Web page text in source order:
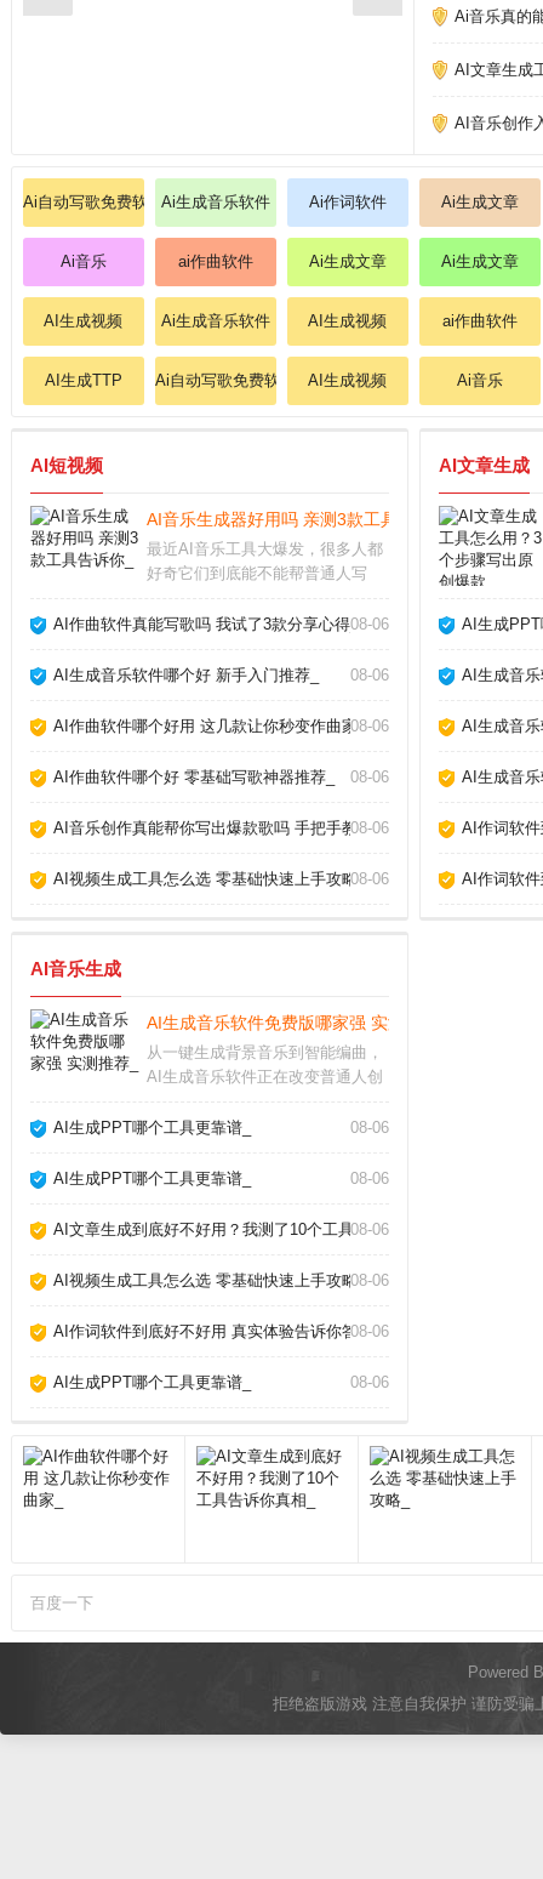
Ai音乐真的
AI文章生成
AI音乐创作
Ai自动写歌免费软件Ai生成音乐软件 Ai作词软件 Ai生成文章
Ai音乐 ai作曲软件 Ai生成文章 Ai生成文章
AI生成视频 Ai生成音乐软件 AI生成视频 ai作曲软件
AI生成TTP Ai自动写歌免费软件 AI生成视频 Ai音乐
AI短视频
AI音乐生成器好用吗 亲测3款工具告诉你_
最近AI音乐工具大爆发，很多人都
好奇它们到底能不能帮普通人写
乐爱好者，我发现现在的AI音乐生
人声，但离完美还有距离。下面分
AI作曲软件真能写歌吗 我试了3款分享心得_08-06
AI生成音乐软件哪个好 新手入门推荐_ 08-06
AI作曲软件哪个好用 这几款让你秒变作曲家_08-06
AI作曲软件哪个好 零基础写歌神器推荐_ 08-06
AI音乐创作真能帮你写出爆款歌吗 手把手教你玩转AI作歌_
08-06
AI视频生成工具怎么选 零基础快速上手攻略_08-06
AI文章生成
AI生成
AI生成音
AI生成音
AI生成音
AI作词软
AI作词软
AI音乐生成
AI生成音乐软件免费版哪家强 实测推荐_
从一键生成背景音乐到智能编曲，
AI生成音乐软件正在改变普通人创
作者、游戏开发者还是音乐爱好
版税的原创配乐。但面对市面上层
AI生成PPT哪个工具更靠谱_ 08-06
AI生成PPT哪个工具更靠谱_ 08-06
AI文章生成到底好不好用？我测了10个工具告诉你真相_
08-06
AI视频生成工具怎么选 零基础快速上手攻略_08-06
AI作词软件到底好不好用 真实体验告诉你答案_
08-06
AI生成PPT哪个工具更靠谱_ 08-06
百度一下
Powered
拒绝盗版游戏 注意自我保护 谨防受